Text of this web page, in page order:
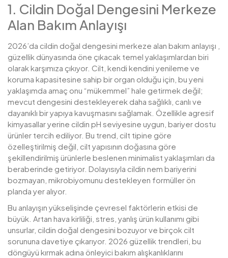
1. Cildin Doğal Dengesini Merkeze
Alan Bakım Anlayışı
2026’da cildin doğal dengesini merkeze alan bakım anlayışı ,
güzellik dünyasında öne çıkacak temel yaklaşımlardan biri
olarak karşımıza çıkıyor. Cilt, kendi kendini yenileme ve
koruma kapasitesine sahip bir organ olduğu için, bu yeni
yaklaşımda amaç onu “mükemmel” hale getirmek değil;
mevcut dengesini destekleyerek daha sağlıklı, canlı ve
dayanıklı bir yapıya kavuşmasını sağlamak. Özellikle agresif
kimyasallar yerine cildin pH seviyesine uygun, bariyer dostu
ürünler tercih ediliyor. Bu trend, cilt tipine göre
özelleştirilmiş değil, cilt yapısının doğasına göre
şekillendirilmiş ürünlerle beslenen minimalist yaklaşımları da
beraberinde getiriyor. Dolayısıyla cildin nem bariyerini
bozmayan, mikrobiyomunu destekleyen formüller ön
planda yer alıyor.
Bu anlayışın yükselişinde çevresel faktörlerin etkisi de
büyük. Artan hava kirliliği, stres, yanlış ürün kullanımı gibi
unsurlar, cildin doğal dengesini bozuyor ve birçok cilt
sorununa davetiye çıkarıyor. 2026 güzellik trendleri, bu
döngüyü kırmak adına önleyici bakım alışkanlıklarını